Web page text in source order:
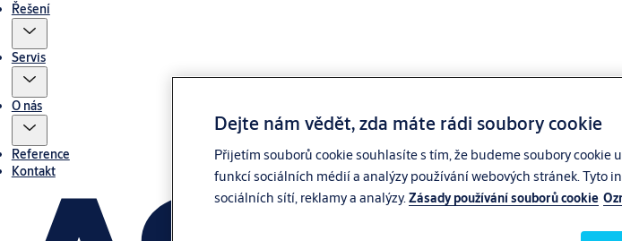
Řešení
Servis
O nás
Reference
Kontakt
Dejte nám vědět, zda máte rádi soubory cookie
Přijetím souborů cookie souhlasíte s tím, že budeme soubory
funkcí sociálních médií a analýzy používání webových stránek. Tyto
sociálních sítí, reklamy a analýzy.Zásady používání souborů cookie